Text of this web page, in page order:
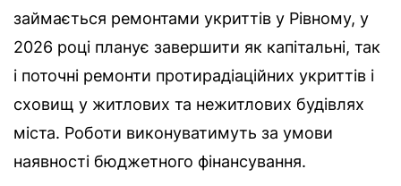
займається ремонтами укриттів у Рівному, у
2026 році планує завершити як капітальні, так
і поточні ремонти протирадіаційних укриттів і
сховищ у житлових та нежитлових будівлях
міста. Роботи виконуватимуть за умови
наявності бюджетного фінансування.